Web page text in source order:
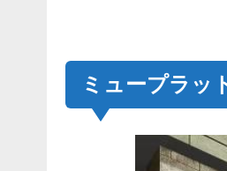
ミュープラッ